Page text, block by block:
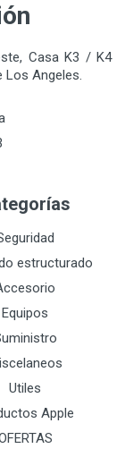
Casa K3 / K4
Los Angeles.
estructurado
Equipos
Utiles
Apple